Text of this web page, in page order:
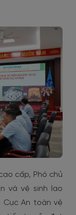
cấp, Phó chủ
và vệ sinh lao
Cục An toàn vệ